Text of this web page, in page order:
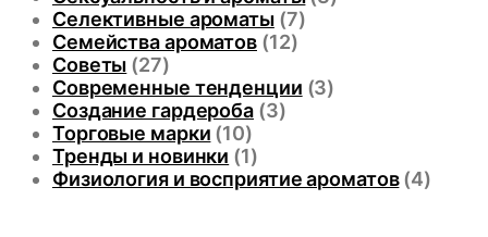
Селективные ароматы(7)
Семейства ароматов(12)
Советы (27)
Современные тенденции (3)
Создание гардероба(3)
Торговые марки (10)
Тренды и новинки (1)
Физиология и восприятие ароматов(4)